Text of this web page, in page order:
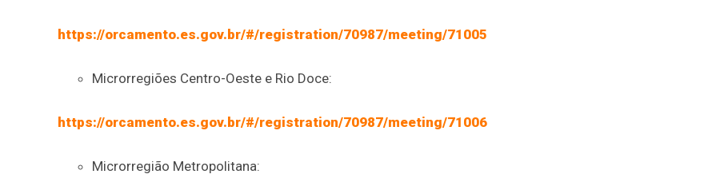
https://orcamento.es.gov.br/#/registration/70987/meeting/71005
Microrregiões Centro-Oeste e Rio Doce:
https://orcamento.es.gov.br/#/registration/70987/meeting/71006
Microrregião Metropolitana: